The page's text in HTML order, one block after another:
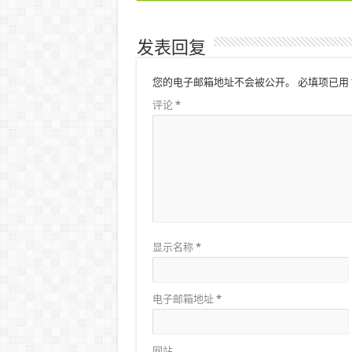
发表回复
您的电子邮箱地址不会被公开。 必填项已用
评论 *
显示名称 *
电子邮箱地址 *